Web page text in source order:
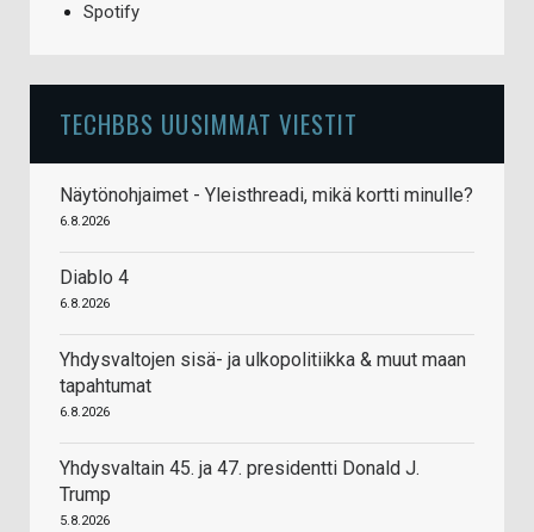
Spotify
TECHBBS UUSIMMAT VIESTIT
Näytönohjaimet - Yleisthreadi, mikä kortti minulle?
6.8.2026
Diablo 4
6.8.2026
Yhdysvaltojen sisä- ja ulkopolitiikka & muut maan
tapahtumat
6.8.2026
Yhdysvaltain 45. ja 47. presidentti Donald J.
Trump
5.8.2026